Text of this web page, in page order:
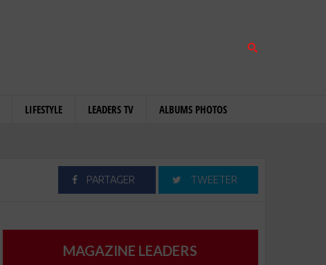
LIFESTYLE LEADERS TV ALBUMS PHOTOS
PARTAGER TWEETER
MAGAZINE LEADERS